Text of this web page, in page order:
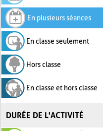
En plusieurs séances
En classe seulement
Hors classe
En classe et hors classe
DURÉE DE L'ACTIVITÉ